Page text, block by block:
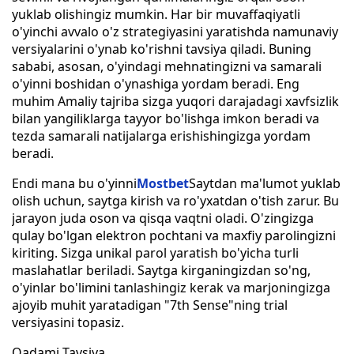
yuklab olishingiz mumkin. Har bir muvaffaqiyatli
o'yinchi avvalo o'z strategiyasini yaratishda namunaviy
versiyalarini o'ynab ko'rishni tavsiya qiladi. Buning
sababi, asosan, o'yindagi mehnatingizni va samarali
o'yinni boshidan o'ynashiga yordam beradi. Eng
muhim Amaliy tajriba sizga yuqori darajadagi xavfsizlik
bilan yangiliklarga tayyor bo'lishga imkon beradi va
tezda samarali natijalarga erishishingizga yordam
beradi.
Endi mana bu o'yinniMostbetSaytdan ma'lumot yuklab
olish uchun, saytga kirish va ro'yxatdan o'tish zarur. Bu
jarayon juda oson va qisqa vaqtni oladi. O'zingizga
qulay bo'lgan elektron pochtani va maxfiy parolingizni
kiriting. Sizga unikal parol yaratish bo'yicha turli
maslahatlar beriladi. Saytga kirganingizdan so'ng,
o'yinlar bo'limini tanlashingiz kerak va marjoningizga
ajoyib muhit yaratadigan "7th Sense"ning trial
versiyasini topasiz.